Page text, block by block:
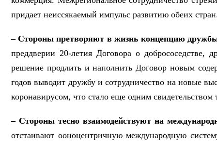
придает неиссякаемый импульс развитию обеих
– Стороны претворяют в жизнь концепцию
преддверии 20-летия Договора о
решение продлить и наполнить Договор новым
годов выводит дружбу и сотрудничество на новые
коронавирусом, что стало еще одним
– Стороны тесно взаимодействуют на
отстаивают ооноцентричную международную